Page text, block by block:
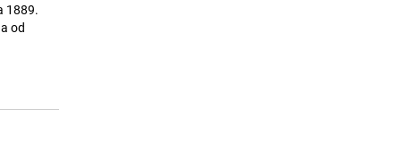
1889.
od